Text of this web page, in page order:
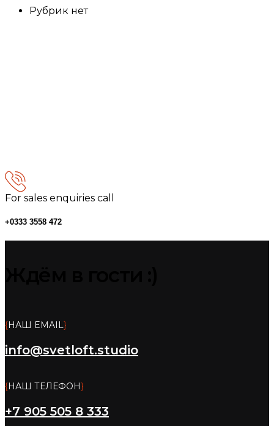
Рубрик нет
For sales enquiries call
+0333 3558 472
{НАШ EMAIL }
info@svetloft.studio
{НАШ ТЕЛЕФОН}
+7 905 505 8 333